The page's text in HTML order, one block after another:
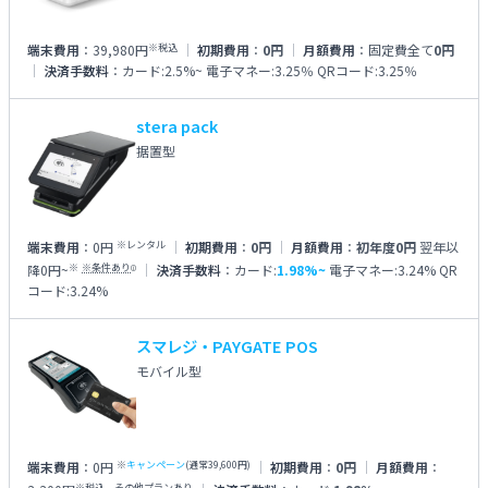
端末費用 ： 39,980円※税込 初期費用 ： 0円 月額費用 ： 固定費全て0円
決済手数料 ： カード:2.5%~ 電子マネー:3.25％ QRコード:3.25％
stera pack
据置型
端末費用 ： 0円 ※レンタル 初期費用 ： 0円 月額費用 ： 初年度0円翌年以
降0円~※ ※条件あり i 決済手数料 ： カード:1.98%~ 電子マネー:3.24% QR
コード:3.24%
スマレジ・PAYGATE POS
モバイル型
端末費用 ： 0円 ※キャンペーン(通常39,600円) 初期費用 ： 0円 月額費用 ：